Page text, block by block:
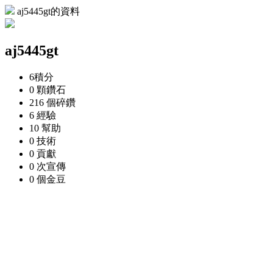
aj5445gt的資料
aj5445gt
6積分
0 顆鑽石
216 個碎鑽
6 經驗
10 幫助
0 技術
0 貢獻
0 次宣傳
0 個金豆